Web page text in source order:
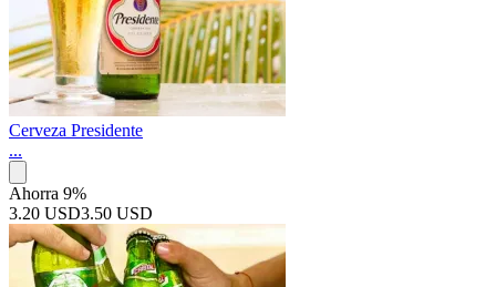
Cerveza Presidente
...
Ahorra 9%
3.20 USD3.50 USD